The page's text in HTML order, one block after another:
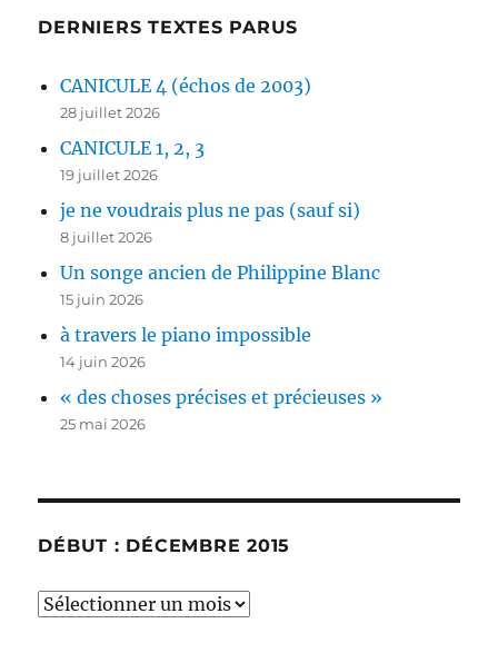
DERNIERS TEXTES PARUS
CANICULE 4 (échos de 2003)
28 juillet 2026
CANICULE 1, 2, 3
19 juillet 2026
je ne voudrais plus ne pas (sauf si)
8 juillet 2026
Un songe ancien de Philippine Blanc
15 juin 2026
à travers le piano impossible
14 juin 2026
« des choses précises et précieuses »
25 mai 2026
DÉBUT : DÉCEMBRE 2015
début